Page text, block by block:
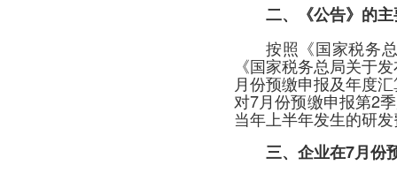
二、《公告》的
按照《国家税务
《国家税务总局关于
月份预缴申报及年度
对7月份预缴申报第2
当年上半年发生的研
三、企业在7月份